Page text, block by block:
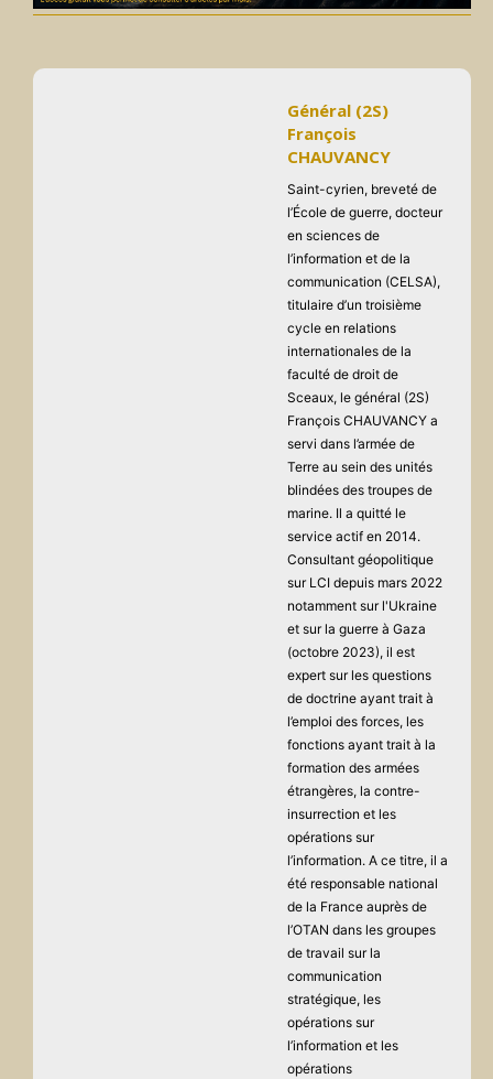
Général (2S)
François
CHAUVANCY
Saint-cyrien, breveté de
l’École de guerre, docteur
en sciences de
l’information et de la
communication (CELSA),
titulaire d’un troisième
cycle en relations
internationales de la
faculté de droit de
Sceaux, le général (2S)
François CHAUVANCY a
servi dans l’armée de
Terre au sein des unités
blindées des troupes de
marine. Il a quitté le
service actif en 2014.
Consultant géopolitique
sur LCI depuis mars 2022
notamment sur l'Ukraine
et sur la guerre à Gaza
(octobre 2023), il est
expert sur les questions
de doctrine ayant trait à
l’emploi des forces, les
fonctions ayant trait à la
formation des armées
étrangères, la contre-
insurrection et les
opérations sur
l’information. A ce titre, il a
été responsable national
de la France auprès de
l’OTAN dans les groupes
de travail sur la
communication
stratégique, les
opérations sur
l’information et les
opérations